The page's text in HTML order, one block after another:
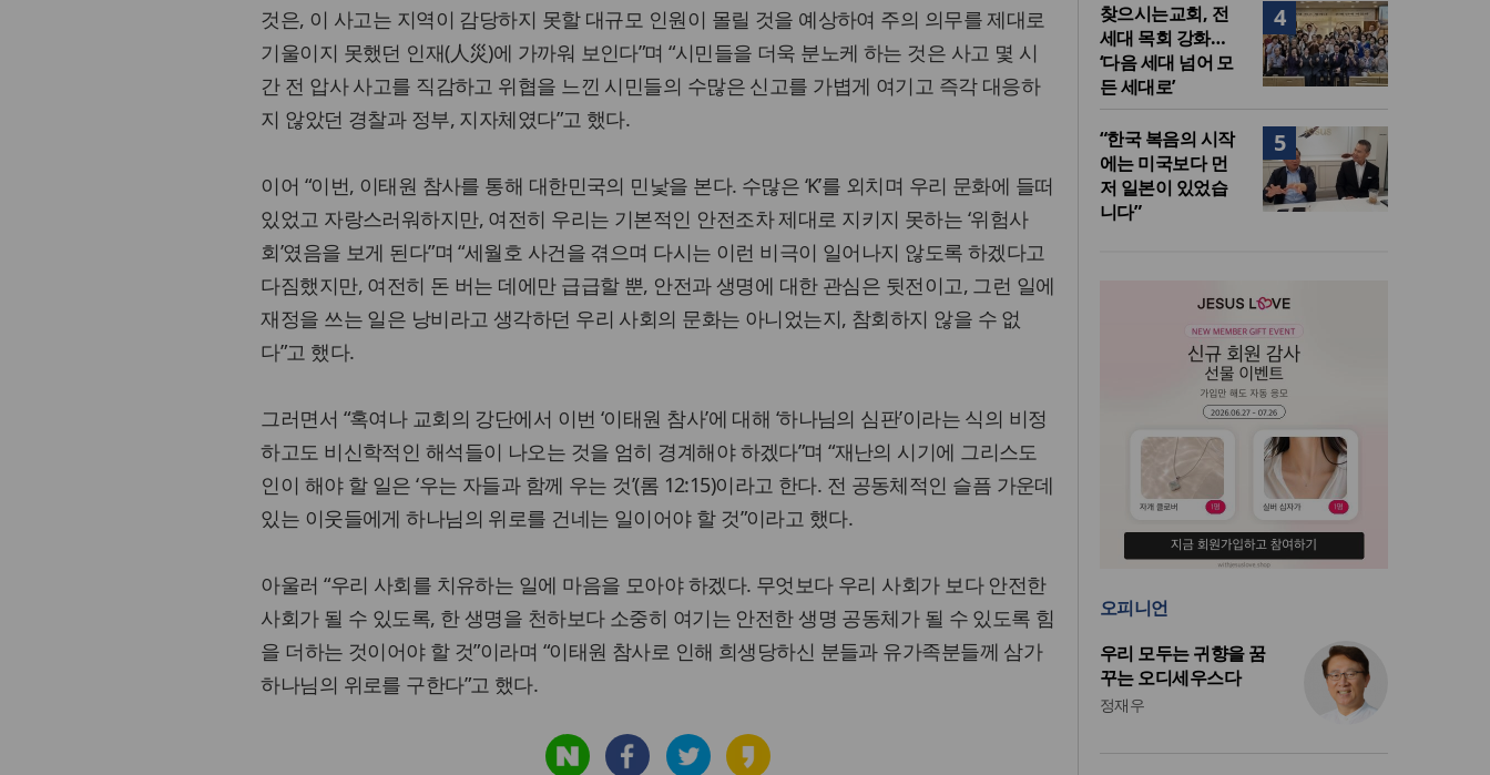
것은, 이 사고는 지역이 감당하지 못할 대규모 인원이 몰릴 것을 예상하여 주의 의무를 제대로
기울이지 못했던 인재(人災)에 가까워 보인다”며 “시민들을 더욱 분노케 하는 것은 사고 몇 시
간 전 압사 사고를 직감하고 위협을 느낀 시민들의 수많은 신고를 가볍게 여기고 즉각 대응하
지 않았던 경찰과 정부, 지자체였다”고 했다.
이어 “이번, 이태원 참사를 통해 대한민국의 민낯을 본다. 수많은 ‘K’를 외치며 우리 문화에 들떠
있었고 자랑스러워하지만, 여전히 우리는 기본적인 안전조차 제대로 지키지 못하는 ‘위험사
회’였음을 보게 된다”며 “세월호 사건을 겪으며 다시는 이런 비극이 일어나지 않도록 하겠다고
다짐했지만, 여전히 돈 버는 데에만 급급할 뿐, 안전과 생명에 대한 관심은 뒷전이고, 그런 일에
재정을 쓰는 일은 낭비라고 생각하던 우리 사회의 문화는 아니었는지, 참회하지 않을 수 없
다”고 했다.
그러면서 “혹여나 교회의 강단에서 이번 ‘이태원 참사’에 대해 ‘하나님의 심판’이라는 식의 비정
하고도 비신학적인 해석들이 나오는 것을 엄히 경계해야 하겠다”며 “재난의 시기에 그리스도
인이 해야 할 일은 ‘우는 자들과 함께 우는 것’(롬 12:15)이라고 한다. 전 공동체적인 슬픔 가운데
있는 이웃들에게 하나님의 위로를 건네는 일이어야 할 것”이라고 했다.
아울러 “우리 사회를 치유하는 일에 마음을 모아야 하겠다. 무엇보다 우리 사회가 보다 안전한
사회가 될 수 있도록, 한 생명을 천하보다 소중히 여기는 안전한 생명 공동체가 될 수 있도록 힘
을 더하는 것이어야 할 것”이라며 “이태원 참사로 인해 희생당하신 분들과 유가족분들께 삼가
하나님의 위로를 구한다”고 했다.
4
찾으시는교회, 전
세대 목회 강화…
‘다음 세대 넘어 모
든 세대로’
5
“한국 복음의 시작
에는 미국보다 먼
저 일본이 있었습
니다”
오피니언
우리 모두는 귀향을 꿈
꾸는 오디세우스다
정재우